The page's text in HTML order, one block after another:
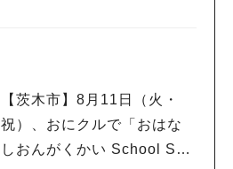
【茨木市】8月11日（火・
祝）、おにクルで「おはな
しおんがくかい School Son